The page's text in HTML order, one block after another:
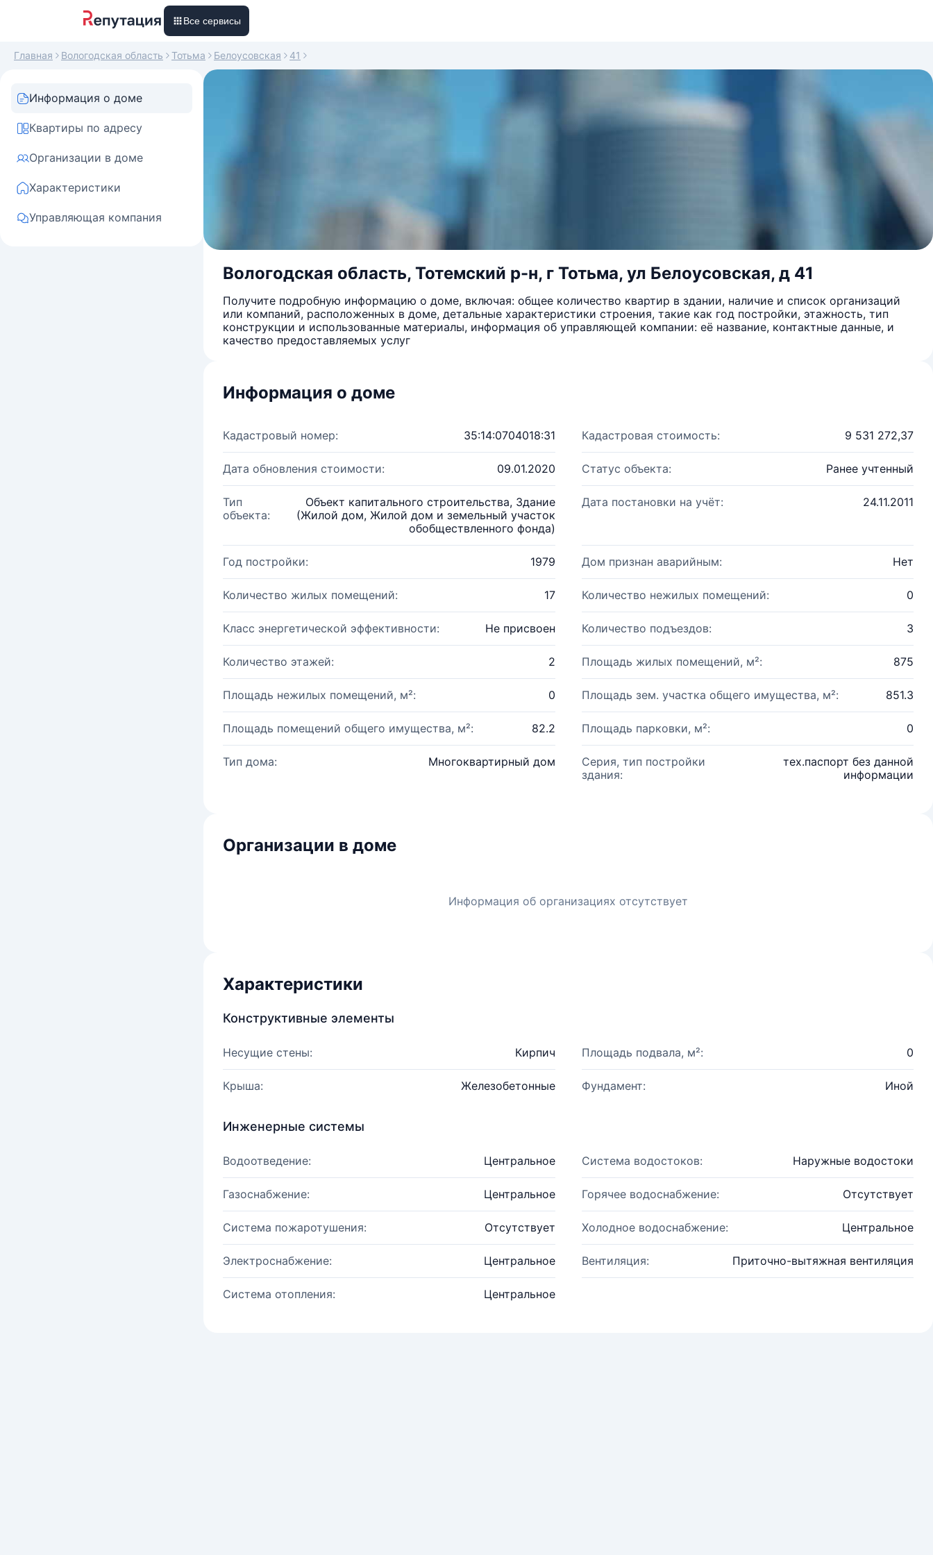
Все сервисы
Главная Вологодская область Тотьма Белоусовская 41
Информация о доме
Квартиры по адресу
Организации в доме
Характеристики
Управляющая компания
Вологодская область, Тотемский р-н, г Тотьма, ул Белоусовская, д 41
Получите подробную информацию о доме, включая: общее количество квартир в здании, наличие и список организаций
или компаний, расположенных в доме, детальные характеристики строения, такие как год постройки, этажность, тип
конструкции и использованные материалы, информация об управляющей компании: её название, контактные данные, и
качество предоставляемых услуг
Информация о доме
Кадастровый номер: 35:14:0704018:31 Кадастровая стоимость: 9 531 272,37
Дата обновления стоимости: 09.01.2020 Статус объекта: Ранее учтенный
Тип
объекта:
Объект капитального строительства, Здание
(Жилой дом, Жилой дом и земельный участок
обобществленного фонда)
Дата постановки на учёт: 24.11.2011
Год постройки: 1979 Дом признан аварийным: Нет
Количество жилых помещений: 17 Количество нежилых помещений: 0
Класс энергетической эффективности: Не присвоен Количество подъездов: 3
Количество этажей: 2 Площадь жилых помещений, м²: 875
Площадь нежилых помещений, м²: 0 Площадь зем. участка общего имущества, м²: 851.3
Площадь помещений общего имущества, м²: 82.2 Площадь парковки, м²: 0
Тип дома: Многоквартирный дом
Серия, тип постройки
здания:
тех.паспорт без данной
информации
Организации в доме
Информация об организациях отсутствует
Характеристики
Конструктивные элементы
Несущие стены: Кирпич Площадь подвала, м²: 0
Крыша: Железобетонные Фундамент: Иной
Инженерные системы
Водоотведение: Центральное Система водостоков: Наружные водостоки
Газоснабжение: Центральное Горячее водоснабжение: Отсутствует
Система пожаротушения: Отсутствует Холодное водоснабжение: Центральное
Электроснабжение: Центральное Вентиляция: Приточно-вытяжная вентиляция
Система отопления: Центральное